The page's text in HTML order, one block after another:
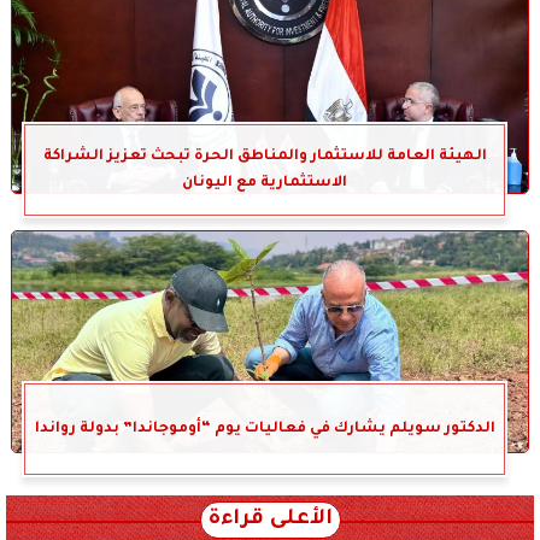
الهيئة العامة للاستثمار والمناطق الحرة تبحث تعزيز الشراكة
الاستثمارية مع اليونان
الدكتور سويلم يشارك في فعاليات يوم “أوموجاندا” بدولة رواندا
الأعلى قراءة